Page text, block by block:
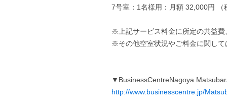
7号室：1名様用：月額 32,000円 （
※上記サービス料金に所定の共益
※その他空室状況やご料金に関し
▼BusinessCentreNagoya
http://www.businesscentre.jp/